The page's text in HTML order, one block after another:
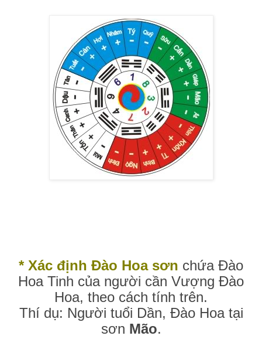
* Xác định Đào Hoa sơn chứa Đào
Hoa Tinh của người cần Vượng Đào
Hoa, theo cách tính trên.
Thí dụ: Người tuổi Dần, Đào Hoa tại
sơn Mão.